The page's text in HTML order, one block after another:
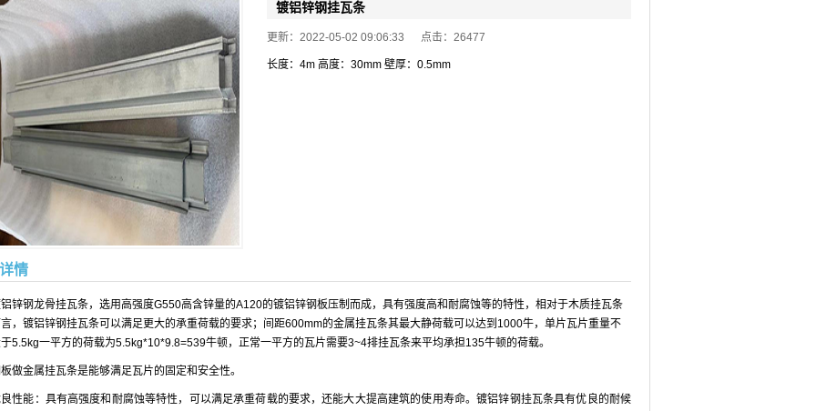
镀铝锌钢挂瓦条
更新：2022-05-02 09:06:33 点击： 26477
长度：4m 高度：30mm 壁厚：0.5mm
详情
锌钢龙骨挂瓦条， 选用高强度G550高含锌量的A120的镀铝锌钢板压制而成，具有强度高和耐腐蚀等的特性，相对于木质挂瓦条
，镀铝锌钢挂瓦条可以满足更大的承重荷载的要求；间距600mm的金属挂瓦条其最大静荷载可以达到1000牛，单片瓦片重量不
5.5kg一平方的荷载为5.5kg*10*9.8=539牛顿，正常一平方的瓦片需要3~4排挂瓦条来平均承担135牛顿的荷载。
做金属挂瓦条是能够满足瓦片的固定和安全性。
性能：具有高强度和耐腐蚀等特性，可以满足承重荷载的要求，还能大大提高建筑的使用寿命。镀铝锌钢挂瓦条具有优良的耐候